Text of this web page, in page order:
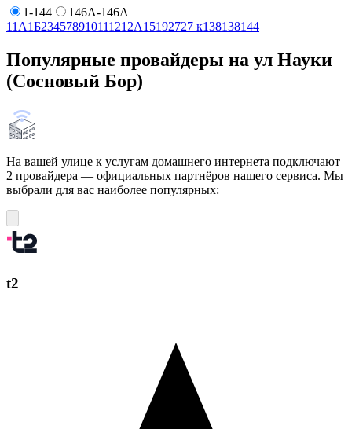
1-144
146А-146А
11А1Б234578910111212А15192727 к138138144
Популярные провайдеры на ул Науки
(Сосновый Бор)
На вашей улице к услугам домашнего интернета подключают
2 провайдера — официальных партнёров нашего сервиса. Мы
выбрали для вас наиболее популярных:
t2